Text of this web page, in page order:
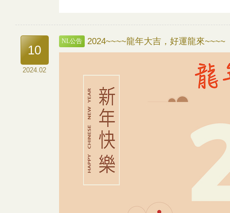
10
2024.02
NL公告 2024~~~~龍年大吉，好運龍來~~~~